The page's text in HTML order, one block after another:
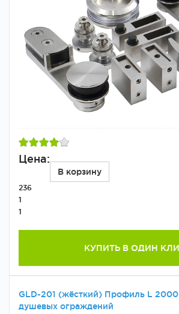
Цена:
В корзину
236
1
1
КУПИТЬ В ОДИН
GLD-201 (жёсткий) Профиль L 2000
душевых ограждений